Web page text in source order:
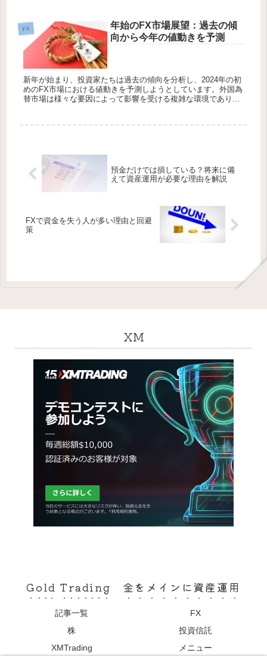
FX
年始のFX市場展望：過去の傾
向から今年の値動きを予測
新年が始まり、投資家たちは過去の傾向を分析し、2024年の初
めのFX市場における値動きを予測しようとしています。外国為
替市場は様々な要因によって影響を受ける複雑な環境であり、
預金だけでは損している？将来に備
えて資産運用が必要な理由を解説
FXで資金を失う人が多い理由と回避
策
XM
Gold Trading 金をメインに資産運用
記事一覧
FX
株
投資信託
XMTrading
メニュー